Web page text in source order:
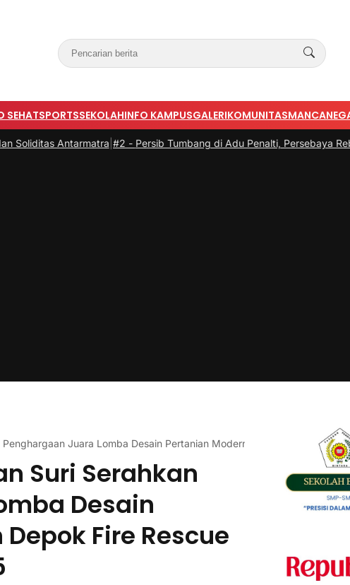
SEHATSPORTSSEKOLAHINFO KAMPUSGALERIKOMUNITAS
| #2 -Persib Tumbang di Adu Penalti, Persebaya Rebut Piala
Juara Lomba Desain Pertanian Modern dan Depok Fire
Suri Serahkan
Desain
Fire Rescue